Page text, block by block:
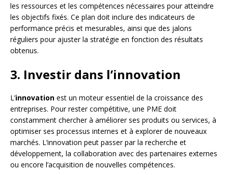
les ressources et les compétences nécessaires pour atteindre
les objectifs fixés. Ce plan doit inclure des indicateurs de
performance précis et mesurables, ainsi que des jalons
réguliers pour ajuster la stratégie en fonction des résultats
obtenus.
3. Investir dans l’innovation
L’innovation est un moteur essentiel de la croissance des
entreprises. Pour rester compétitive, une PME doit
constamment chercher à améliorer ses produits ou services, à
optimiser ses processus internes et à explorer de nouveaux
marchés. L’innovation peut passer par la recherche et
développement, la collaboration avec des partenaires externes
ou encore l’acquisition de nouvelles compétences.